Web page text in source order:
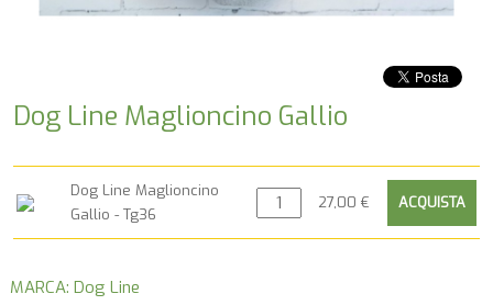
Dog Line Maglioncino Gallio
Dog Line Maglioncino
Gallio - Tg36
27,00 €
MARCA: Dog Line